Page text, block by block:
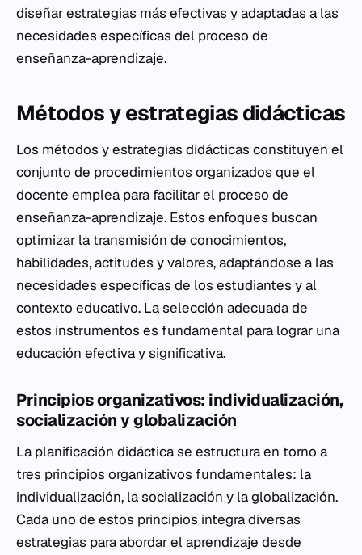
diseñar estrategias más efectivas y adaptadas a las
necesidades específicas del proceso de
enseñanza-aprendizaje.
Métodos y estrategias didácticas
Los métodos y estrategias didácticas constituyen el
conjunto de procedimientos organizados que el
docente emplea para facilitar el proceso de
enseñanza-aprendizaje. Estos enfoques buscan
optimizar la transmisión de conocimientos,
habilidades, actitudes y valores, adaptándose a las
necesidades específicas de los estudiantes y al
contexto educativo. La selección adecuada de
estos instrumentos es fundamental para lograr una
educación efectiva y significativa.
Principios organizativos: individualización,
socialización y globalización
La planificación didáctica se estructura en torno a
tres principios organizativos fundamentales: la
individualización, la socialización y la globalización.
Cada uno de estos principios integra diversas
estrategias para abordar el aprendizaje desde